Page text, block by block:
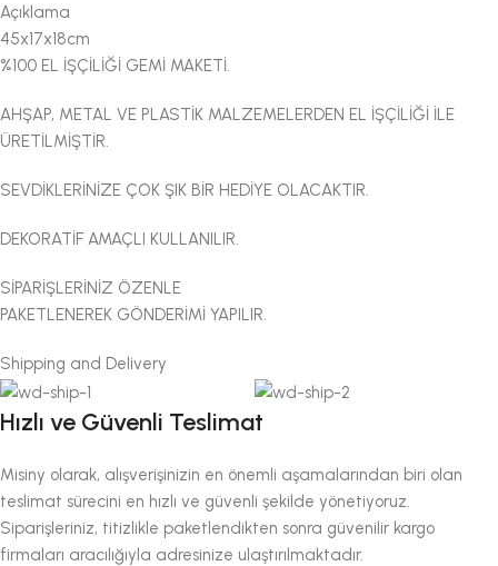
Açıklama
45x17x18cm
%100 EL İŞÇİLİĞİ GEMİ MAKETİ.
AHŞAP, METAL VE PLASTİK MALZEMELERDEN EL İŞÇİLİĞİ İLE
ÜRETİLMİŞTİR.
SEVDİKLERİNİZE ÇOK ŞIK BİR HEDİYE OLACAKTIR.
DEKORATİF AMAÇLI KULLANILIR.
SİPARİŞLERİNİZ ÖZENLE
PAKETLENEREK GÖNDERİMİ YAPILIR.
Shipping and Delivery
Hızlı ve Güvenli Teslimat
Misiny olarak, alışverişinizin en önemli aşamalarından biri olan
teslimat sürecini en hızlı ve güvenli şekilde yönetiyoruz.
Siparişleriniz, titizlikle paketlendikten sonra güvenilir kargo
firmaları aracılığıyla adresinize ulaştırılmaktadır.